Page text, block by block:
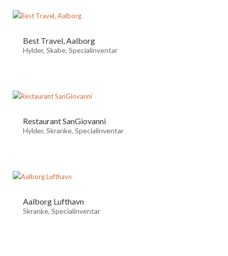
Best Travel, Aalborg
Hylder, Skabe, Specialinventar
Restaurant SanGiovanni
Hylder, Skranke, Specialinventar
Aalborg Lufthavn
Skranke, Specialinventar